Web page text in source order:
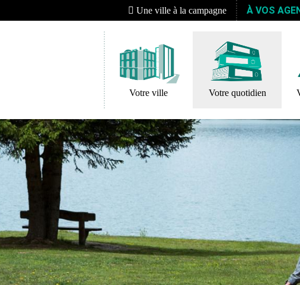
Une ville à la campagne À VOS
Votre ville Votre quotidien